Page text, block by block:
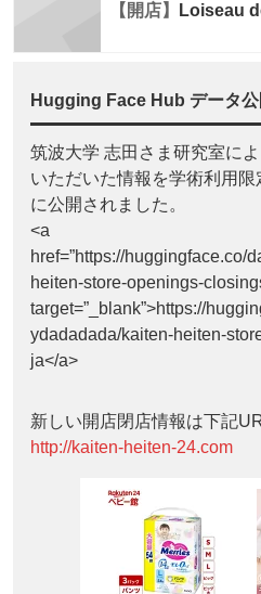
【開店】 Loiseau
Hugging Face Hub データ公
筑波大学 志田さま研究室に
いただいた情報を学術利用
に公開されました。
<a
href=”https://huggingface.co/
heiten-store-openings-
target=”_blank”>https://
ydadadada/kaiten-heiten-
ja</a>
新しい開店閉店情報は下記
http://kaiten-heiten-24.com